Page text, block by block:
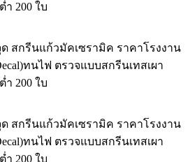
200 ใบ
สกรีนแก้วมัคเซรามิค ราคาโรงงาน
ทนไฟ ตรวจแบบสกรีนเทสเผา
200 ใบ
สกรีนแก้วมัคเซรามิค ราคาโรงงาน
ทนไฟ ตรวจแบบสกรีนเทสเผา
200 ใบ